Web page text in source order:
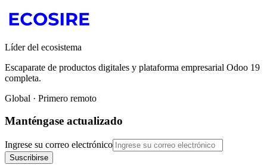
Líder del ecosistema
Escaparate de productos digitales y plataforma empresarial Odoo 19
completa.
Global · Primero remoto
Manténgase actualizado
Ingrese su correo electrónico
Suscribirse